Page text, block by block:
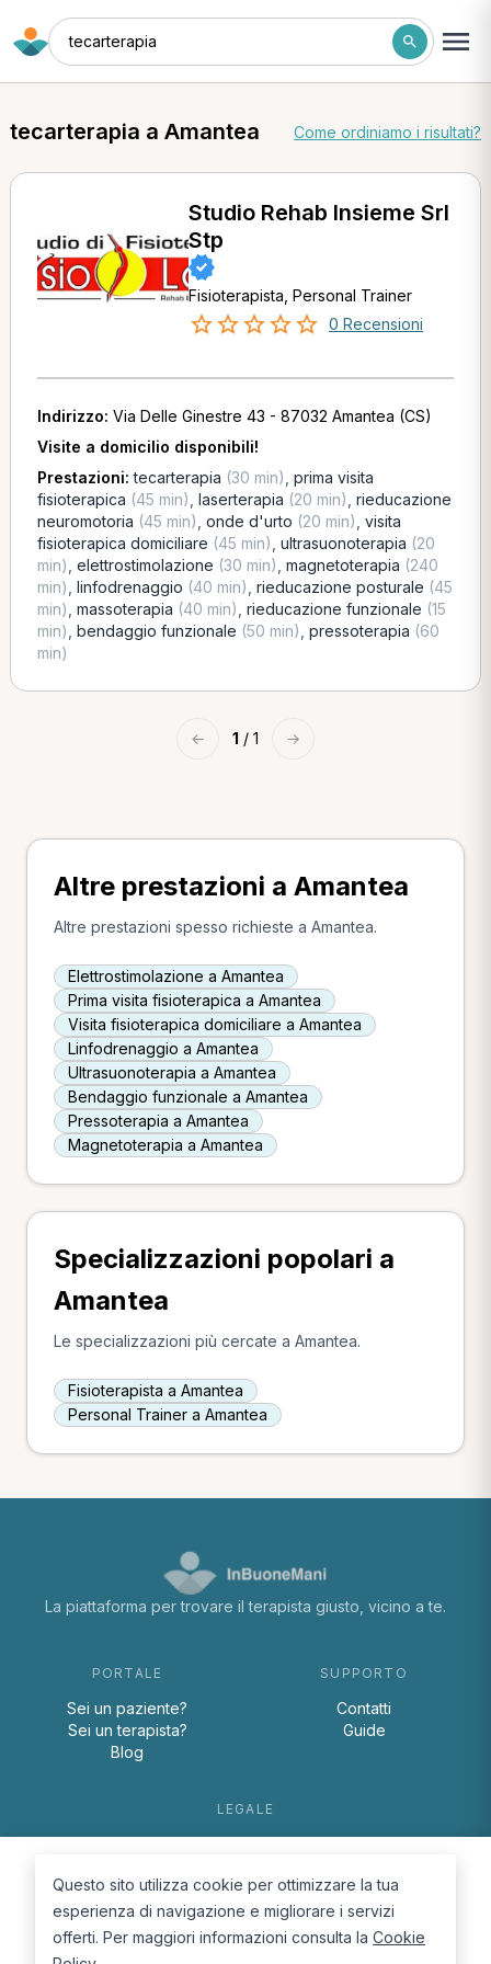
tecarterapia
tecarterapia a Amantea Come ordiniamo i risultati?
Studio Rehab Insieme Srl
Stp
Fisioterapista, Personal Trainer
0 Recensioni
Indirizzo: Via Delle Ginestre 43 - 87032 Amantea (CS)
Visite a domicilio disponibili!
Prestazioni:tecarterapia (30 min) prima visita
fisioterapica (45 min) laserterapia (20 min) rieducazione
neuromotoria (45 min) onde d'urto (20 min) visita
fisioterapica domiciliare (45 min) ultrasuonoterapia (20
min) elettrostimolazione (30 min) magnetoterapia (240
min) linfodrenaggio (40 min) rieducazione posturale (45
min) massoterapia (40 min) rieducazione funzionale (15
min) bendaggio funzionale (50 min) pressoterapia (60
min)
← 1 / 1 →
Altre prestazioni a Amantea
Altre prestazioni spesso richieste a Amantea.
Elettrostimolazione a Amantea
Prima visita fisioterapica a Amantea
Visita fisioterapica domiciliare a Amantea
Linfodrenaggio a Amantea
Ultrasuonoterapia a Amantea
Bendaggio funzionale a Amantea
Pressoterapia a Amantea
Magnetoterapia a Amantea
Specializzazioni popolari a
Amantea
Le specializzazioni più cercate a Amantea.
Fisioterapista a Amantea
Personal Trainer a Amantea
La piattaforma per trovare il terapista giusto, vicino a te.
PORTALE
Sei un paziente?
Sei un terapista?
Blog
SUPPORTO
Contatti
Guide
LEGALE
Cookie Policy
Questo sito utilizza cookie per ottimizzare la tua
esperienza di navigazione e migliorare i servizi
offerti. Per maggiori informazioni consulta la Cookie